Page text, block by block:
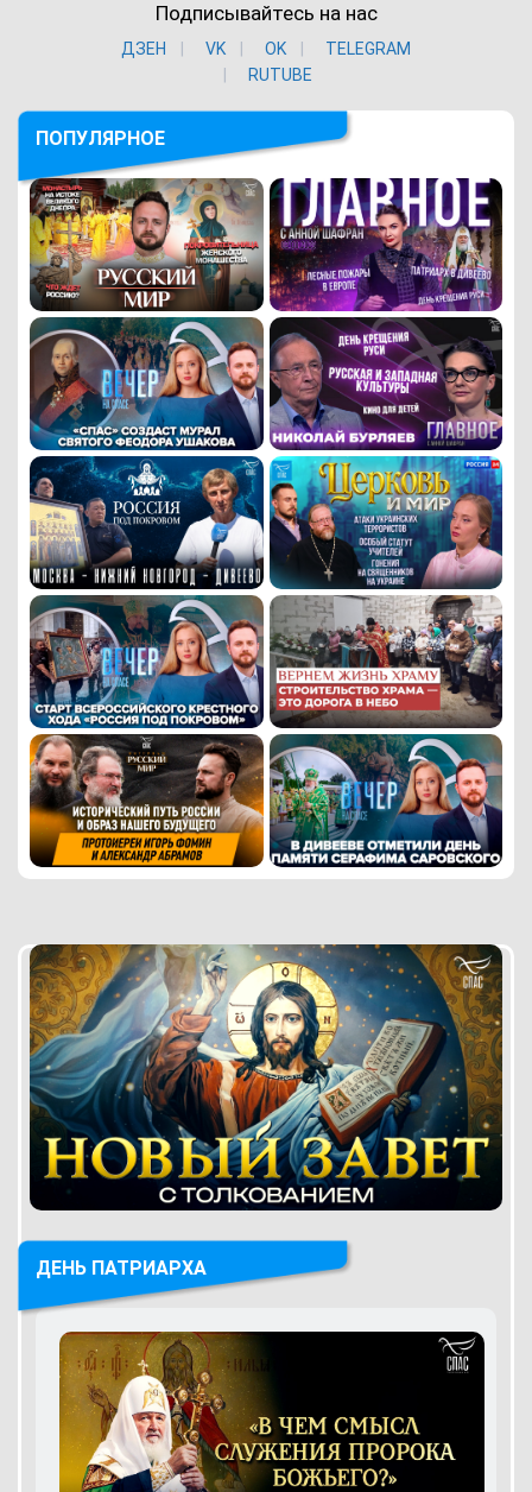
Подписывайтесь на нас
ДЗЕН VK ОK
TELEGRAM
RUTUBE
ПОПУЛЯРНОЕ
ДЕНЬ ПАТРИАРХА